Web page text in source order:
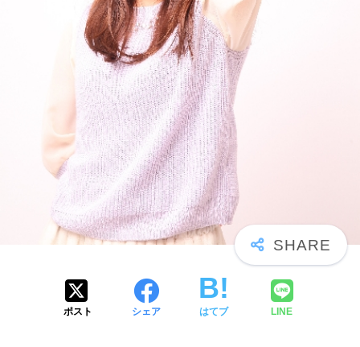
ポスト シェア はてブ LINE